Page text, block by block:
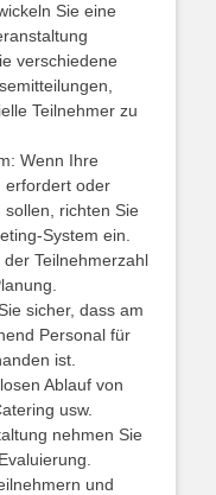
Sie eine
verschiedene
Teilnehmer zu
Wenn Ihre
erfordert oder
richten Sie
System ein.
Teilnehmerzahl
sicher, dass am
Personal für
ist.
Ablauf von
usw.
nehmen Sie
und